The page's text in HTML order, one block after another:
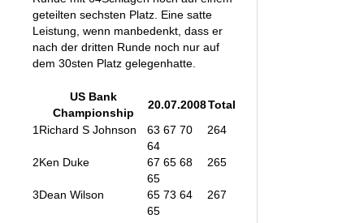
geteilten sechsten Platz. Eine satte
Leistung, wenn manbedenkt, dass er
nach der dritten Runde noch nur auf
dem 30sten Platz gelegenhatte.
US Bank
Championship
20.07.2008Total
1 Richard S Johnson
63 67 70
64
264
2Ken Duke
67 65 68
65
265
3Dean Wilson
65 73 64
65
267